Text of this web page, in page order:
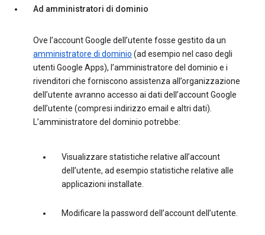
Ad amministratori di dominio
Ove l’account Google dell’utente fosse gestito da un
amministratore di dominio (ad esempio nel caso degli
utenti Google Apps), l’amministratore del dominio e i
rivenditori che forniscono assistenza all’organizzazione
dell’utente avranno accesso ai dati dell’account Google
dell’utente (compresi indirizzo email e altri dati).
L’amministratore del dominio potrebbe:
Visualizzare statistiche relative all’account
dell’utente, ad esempio statistiche relative alle
applicazioni installate.
Modificare la password dell’account dell’utente.